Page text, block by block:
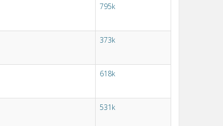
795k
373k
618k
531k